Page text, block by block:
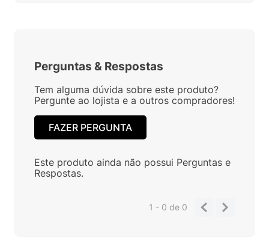
Perguntas & Respostas
Tem alguma dúvida sobre este produto?
Pergunte ao lojista e a outros compradores!
FAZER PERGUNTA
Este produto ainda não possui Perguntas e
Respostas.
1 - 0de 0